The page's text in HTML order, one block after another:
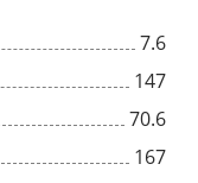
7.6
147
70.6
167